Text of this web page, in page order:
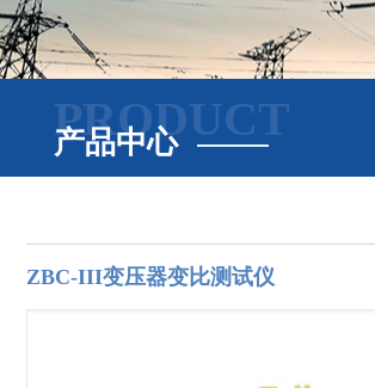
PRODUCT
产品中心
ZBC-III变压器变比测试仪